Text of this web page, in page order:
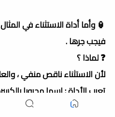
🏮 وأما أداة الاستثناء في
فيجب جرها .
❓ لماذا ؟
لأن الاستثناء ناقص منفي ،
تعرب الأداة : اسما مجرورا